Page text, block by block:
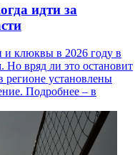
идти за
и клюквы в 2026 году в
Но вряд ли это остановит
регионе установлены
Подробнее – в